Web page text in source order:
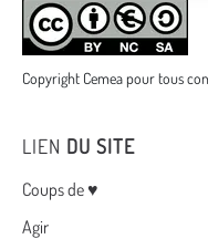
Copyright Cemea pour tous
LIEN DU SITE
Menu
Coups de ♥
Agir